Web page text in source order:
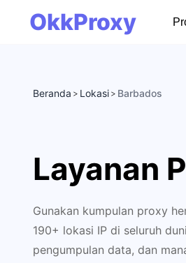
OkkProxy
Beranda > Lokasi > Barbados
Layanan
Gunakan kumpulan proxy
190+ lokasi IP di seluruh
pengumpulan data, dan